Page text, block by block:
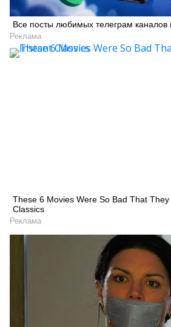
Все посты любимых телеграм каналов
Реклама
These 6 Movies Were So Bad That
Classics
Реклама